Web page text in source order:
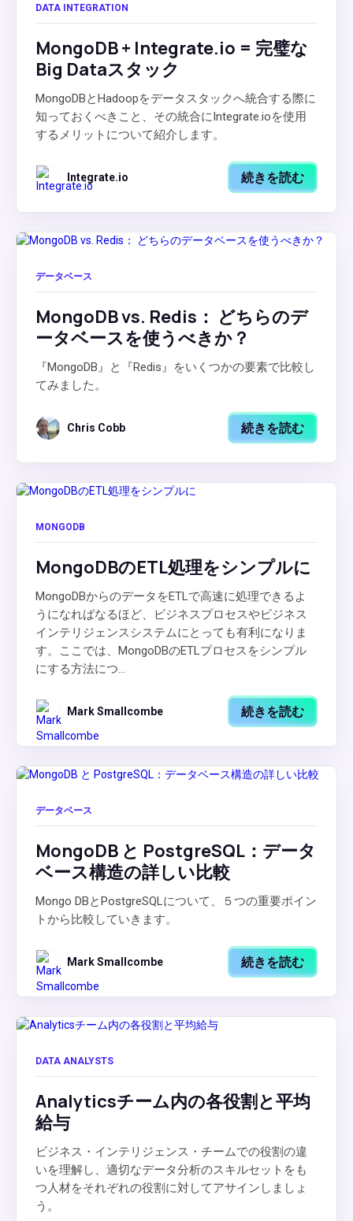
DATA INTEGRATION
MongoDB + Integrate.io = 完璧な
Big Dataスタック
MongoDBとHadoopをデータスタックへ統合する際に
知っておくべきこと、その統合にIntegrate.ioを使用
するメリットについて紹介します。
Integrate.io 続きを読む
データベース
MongoDB vs. Redis： どちらのデ
ータベースを使うべきか？
『MongoDB』と『Redis』をいくつかの要素で比較し
てみました。
Chris Cobb 続きを読む
MONGODB
MongoDBのETL処理をシンプルに
MongoDBからのデータをETLで高速に処理できるよ
うになればなるほど、ビジネスプロセスやビジネス
インテリジェンスシステムにとっても有利になりま
す。ここでは、MongoDBのETLプロセスをシンプル
にする方法につ...
Mark Smallcombe 続きを読む
データベース
MongoDB と PostgreSQL：データ
ベース構造の詳しい比較
Mongo DBとPostgreSQLについて、５つの重要ポイン
トから比較していきます。
Mark Smallcombe 続きを読む
DATA ANALYSTS
Analyticsチーム内の各役割と平均
給与
ビジネス・インテリジェンス・チームでの役割の違
いを理解し、適切なデータ分析のスキルセットをも
つ人材をそれぞれの役割に対してアサインしましょ
う。